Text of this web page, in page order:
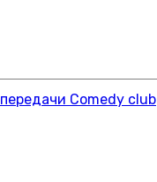
Comedy club